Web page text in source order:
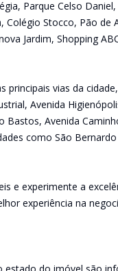
Parque Celso
Colégio Stocco, Pão
Jardim, Shopping
principais vias da
Avenida
Bastos, Avenida
como São
e experimente a
experiência na